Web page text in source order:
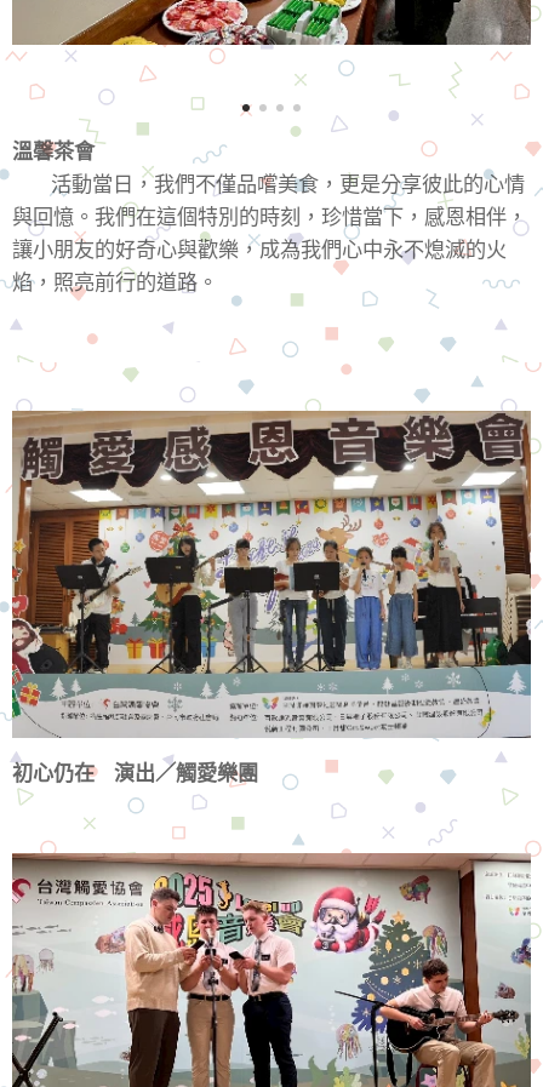
溫馨茶會
活動當日，我們不僅品嚐美食，更是分享彼此的心情
與回憶。我們在這個特別的時刻，珍惜當下，感恩相伴，
讓小朋友的好奇心與歡樂，成為我們心中永不熄滅的火
焰，照亮前行的道路。
初心仍在 演出／觸愛樂團